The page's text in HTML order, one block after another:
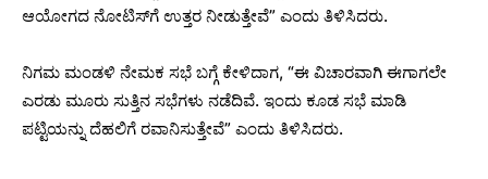
ಆಯೋಗದ ನೋಟಿಸ್‌ಗೆ ಉತ್ತರ ನೀಡುತ್ತೇವೆ” ಎಂದು ತಿಳಿಸಿದರು.
ನಿಗಮ ಮಂಡಳಿ ನೇಮಕ ಸಭೆ ಬಗ್ಗೆ ಕೇಳಿದಾಗ, “ಈ ವಿಚಾರವಾಗಿ ಈಗಾಗಲೇ
ಎರಡು ಮೂರು ಸುತ್ತಿನ ಸಭೆಗಳು ನಡೆದಿವೆ. ಇಂದು ಕೂಡ ಸಭೆ ಮಾಡಿ
ಪಟ್ಟಿಯನ್ನು ದೆಹಲಿಗೆ ರವಾನಿಸುತ್ತೇವೆ” ಎಂದು ತಿಳಿಸಿದರು.